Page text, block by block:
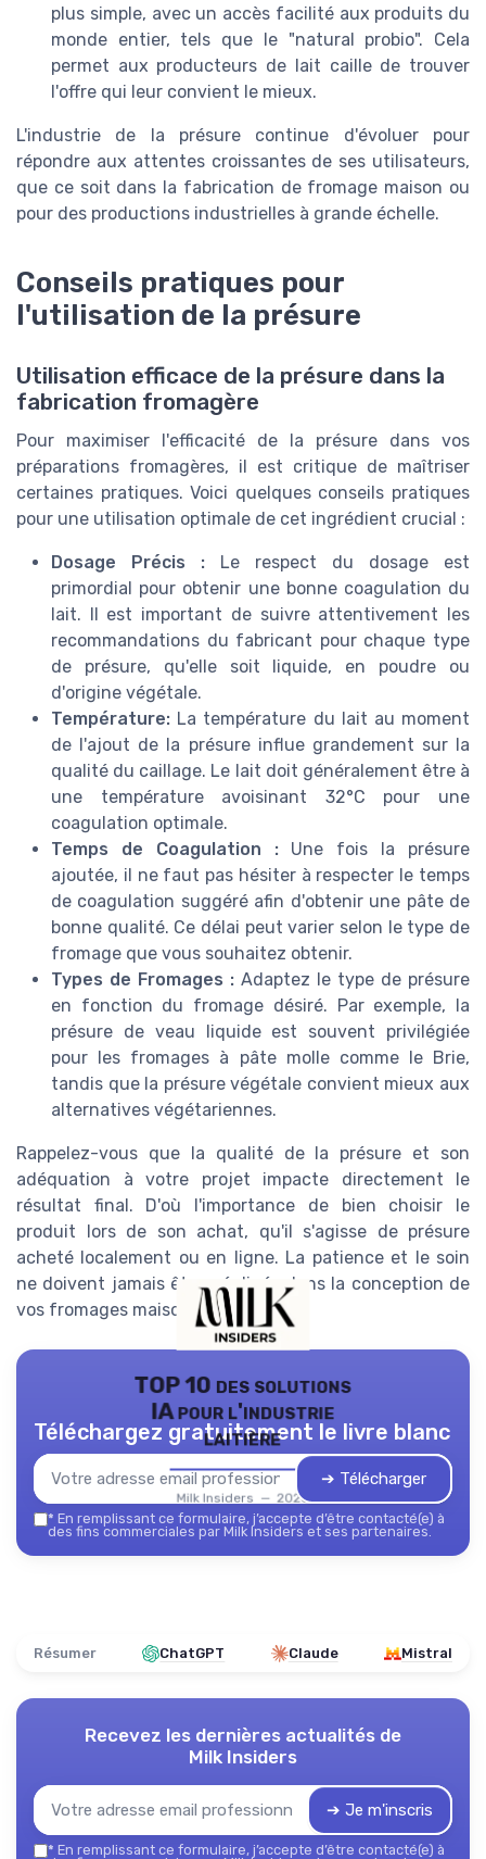
plus simple, avec un accès facilité aux produits du
monde entier, tels que le "natural probio". Cela
permet aux producteurs de lait caille de trouver
l'offre qui leur convient le mieux.
L'industrie de la présure continue d'évoluer pour
répondre aux attentes croissantes de ses utilisateurs,
que ce soit dans la fabrication de fromage maison ou
pour des productions industrielles à grande échelle.
Conseils pratiques pour
l'utilisation de la présure
Utilisation efficace de la présure dans la
fabrication fromagère
Pour maximiser l'efficacité de la présure dans vos
préparations fromagères, il est critique de maîtriser
certaines pratiques. Voici quelques conseils pratiques
pour une utilisation optimale de cet ingrédient crucial :
Dosage Précis : Le respect du dosage est
primordial pour obtenir une bonne coagulation du
lait. Il est important de suivre attentivement les
recommandations du fabricant pour chaque type
de présure, qu'elle soit liquide, en poudre ou
d'origine végétale.
Température: La température du lait au moment
de l'ajout de la présure influe grandement sur la
qualité du caillage. Le lait doit généralement être à
une température avoisinant 32°C pour une
coagulation optimale.
Temps de Coagulation :Une fois la présure
ajoutée, il ne faut pas hésiter à respecter le temps
de coagulation suggéré afin d'obtenir une pâte de
bonne qualité. Ce délai peut varier selon le type de
fromage que vous souhaitez obtenir.
Types de Fromages : Adaptez le type de présure
en fonction du fromage désiré. Par exemple, la
présure de veau liquide est souvent privilégiée
pour les fromages à pâte molle comme le Brie,
tandis que la présure végétale convient mieux aux
alternatives végétariennes.
Rappelez-vous que la qualité de la présure et son
adéquation à votre projet impacte directement le
résultat final. D'où l'importance de bien choisir le
produit lors de son achat, qu'il s'agisse de présure
acheté localement ou en ligne. La patience et le soin
ne doivent jamais être négligés dans la conception de
vos fromages maison.
TOP 10 des solutions
IA pour l'industrie
laitière
Milk Insiders — 2026
Téléchargez gratuitement le livre blanc
➔ Télécharger
* En remplissant ce formulaire, j’accepte d’être contacté(e) à
des fins commerciales par Milk Insiders et ses partenaires.
Résumer ChatGPT Claude Mistral
Recevez les dernières actualités de
Milk Insiders
➔ Je m'inscris
* En remplissant ce formulaire, j’accepte d’être contacté(e) à